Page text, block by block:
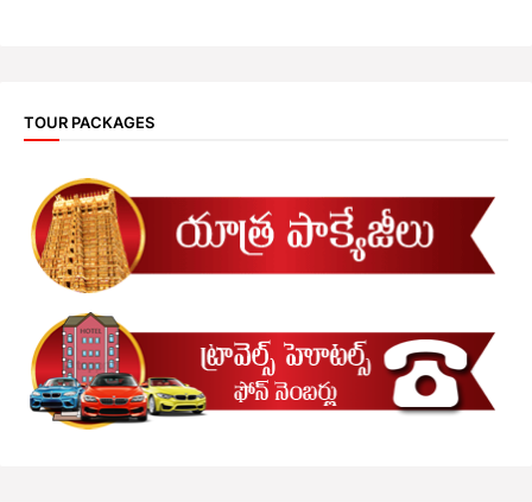
TOUR PACKAGES